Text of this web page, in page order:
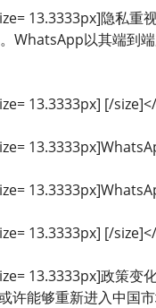
13.3333px]隐私重
WhatsApp以其端到
13.3333px] [/
13.3333px] [/
13.3333px]政策变
许能够重新进入中国